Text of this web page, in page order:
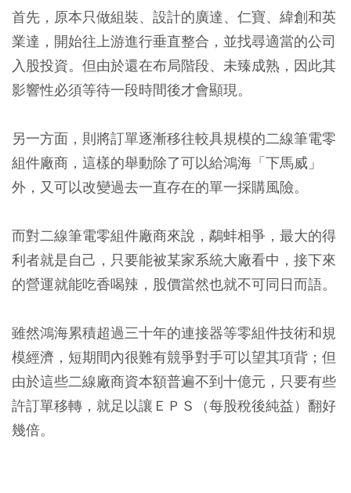
首先，原本只做組裝、設計的廣達、仁寶、緯創和英
業達，開始往上游進行垂直整合，並找尋適當的公司
入股投資。但由於還在布局階段、未臻成熟，因此其
影響性必須等待一段時間後才會顯現。
另一方面，則將訂單逐漸移往較具規模的二線筆電零
組件廠商，這樣的舉動除了可以給鴻海「下馬威」
外，又可以改變過去一直存在的單一採購風險。
而對二線筆電零組件廠商來說，鷸蚌相爭，最大的得
利者就是自己，只要能被某家系統大廠看中，接下來
的營運就能吃香喝辣，股價當然也就不可同日而語。
雖然鴻海累積超過三十年的連接器等零組件技術和規
模經濟，短期間內很難有競爭對手可以望其項背；但
由於這些二線廠商資本額普遍不到十億元，只要有些
許訂單移轉，就足以讓ＥＰＳ（每股稅後純益）翻好
幾倍。